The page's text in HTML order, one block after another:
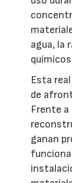
agua, la
Esta
de
Frente
ganan